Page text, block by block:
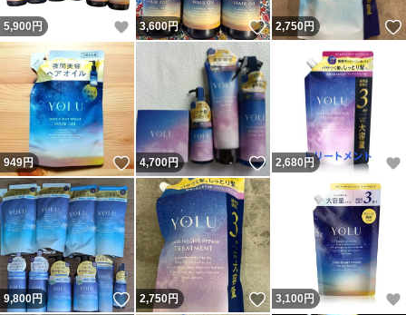
5,900 円 いいね！
3,600円 いいね！
2,750円
949円 いいね！
4,700円 いいね！
2,680 円
9,800円 いいね！
2,750円 いいね！
3,100 円